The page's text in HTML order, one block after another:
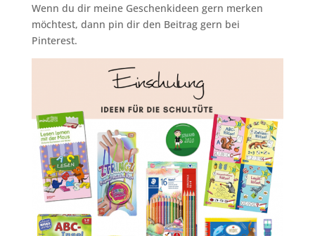
Wenn du dir meine Geschenkideen gern merken
möchtest, dann pin dir den Beitrag gern bei
Pinterest.